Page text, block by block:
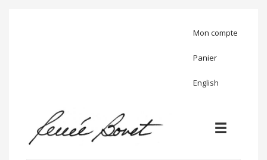
Mon compte
Panier
English